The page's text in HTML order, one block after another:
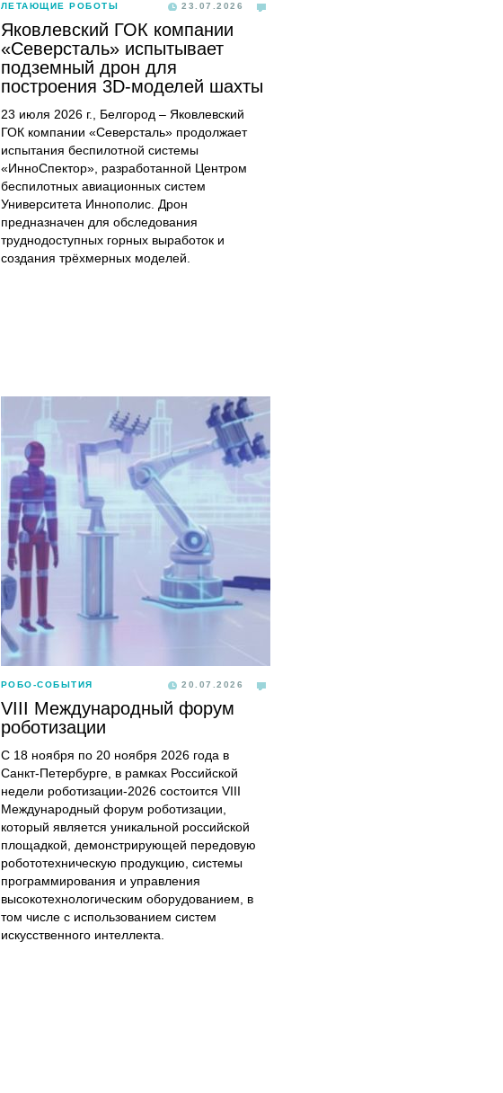
ЛЕТАЮЩИЕ РОБОТЫ 23.07.2026
Яковлевский ГОК компании
«Северсталь» испытывает
подземный дрон для
построения 3D-моделей шахты
23 июля 2026 г., Белгород – Яковлевский
ГОК компании «Северсталь» продолжает
испытания беспилотной системы
«ИнноСпектор», разработанной Центром
беспилотных авиационных систем
Университета Иннополис. Дрон
предназначен для обследования
труднодоступных горных выработок и
создания трёхмерных моделей.
РОБО-СОБЫТИЯ 20.07.2026
VIII Международный форум
роботизации
С 18 ноября по 20 ноября 2026 года в
Санкт-Петербурге, в рамках Российской
недели роботизации-2026 состоится VIII
Международный форум роботизации,
который является уникальной российской
площадкой, демонстрирующей передовую
робототехническую продукцию, системы
программирования и управления
высокотехнологическим оборудованием, в
том числе с использованием систем
искусственного интеллекта.